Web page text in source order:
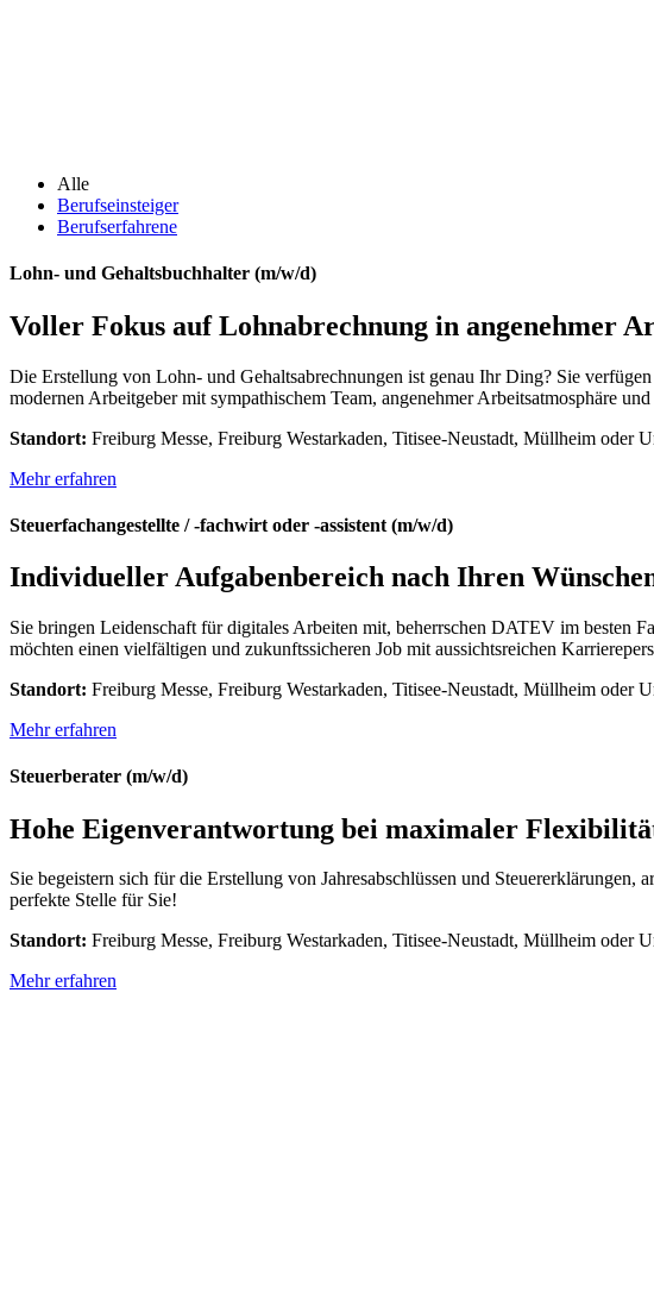
Alle
Berufseinsteiger
Berufserfahrene
Lohn- und Gehaltsbuchhalter (m/w/d)
Voller Fokus auf Lohnabrechnung in angenehmer
Die Erstellung von Lohn- und Gehaltsabrechnungen ist genau Ihr Ding? Sie
modernen Arbeitgeber mit sympathischem Team, angenehmer Arbeitsatmosphäre
Standort: Freiburg Messe, Freiburg Westarkaden, Titisee-Neustadt, Müllheim oder
Mehr erfahren
Steuerfachangestellte / -fachwirt oder -assistent (m/w/d)
Individueller Aufgabenbereich nach Ihren
Sie bringen Leidenschaft für digitales Arbeiten mit, beherrschen DATEV im besten
möchten einen vielfältigen und zukunftssicheren Job mit aussichtsreichen
Standort: Freiburg Messe, Freiburg Westarkaden, Titisee-Neustadt, Müllheim oder
Mehr erfahren
Steuerberater (m/w/d)
Hohe Eigenverantwortung bei maximaler
Sie begeistern sich für die Erstellung von Jahresabschlüssen und
perfekte Stelle für Sie!
Standort: Freiburg Messe, Freiburg Westarkaden, Titisee-Neustadt, Müllheim oder
Mehr erfahren